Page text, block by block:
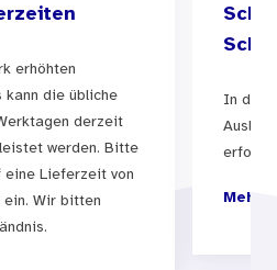
erhöhten
kann die übliche
derzeit
werden. Bitte
Lieferzeit von
ein. Wir bitten
In der
Mehr